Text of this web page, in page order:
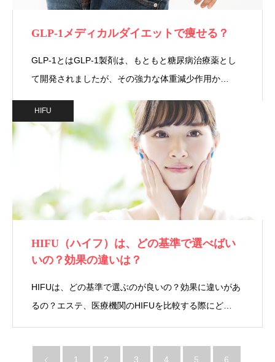
GLP-1メディカルダイエットで痩せる？
GLP-1とはGLP-1製剤は、もともと糖尿病治療薬とし
て開発されましたが、その強力な体重減少作用か…
HIFU
HIFU（ハイフ）は、どの基準で選べばい
いの？効果の違いは？
HIFUは、どの基準で選ぶのが良いの？効果に違いがあ
るの？エステ、医療機関のHIFUを比較する際にど…
1 2 3 4 5 6